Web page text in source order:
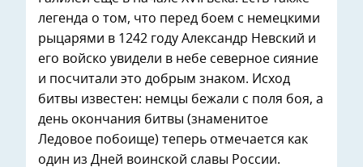
легенда о том, что перед боем с немецкими
рыцарями в 1242 году Александр Невский и
его войско увидели в небе северное сияние
и посчитали это добрым знаком. Исход
битвы известен: немцы бежали с поля боя, а
день окончания битвы (знаменитое
Ледовое побоище) теперь отмечается как
один из Дней воинской славы России.